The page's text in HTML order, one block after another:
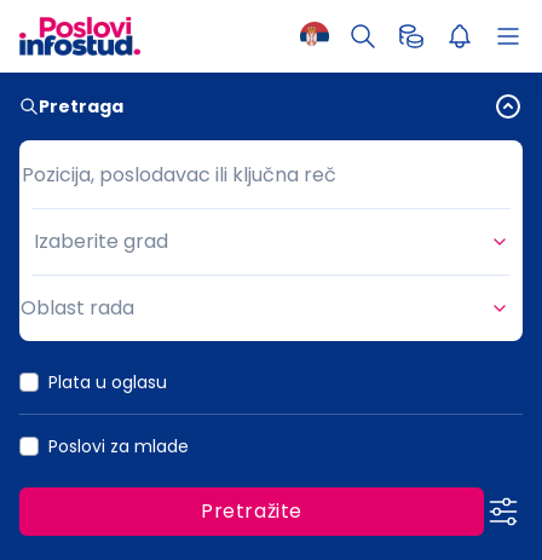
Pretraga
Pozicija, poslodavac ili ključna reč
Pozicija, poslodavac ili ključna reč
Grad
Izaberite grad
Oblast rada
Plata u oglasu
Poslovi za mlade
Pretražite